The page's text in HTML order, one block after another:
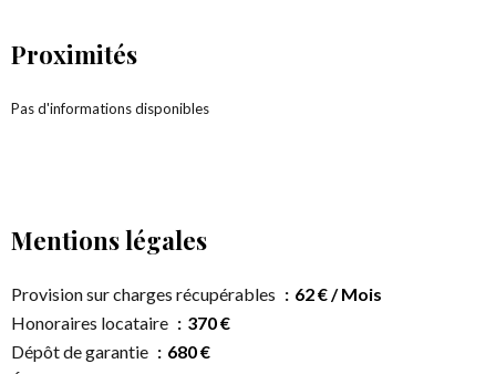
Proximités
Pas d'informations disponibles
Mentions légales
Provision sur charges récupérables
62 € / Mois
Honoraires locataire
370 €
Dépôt de garantie
680 €